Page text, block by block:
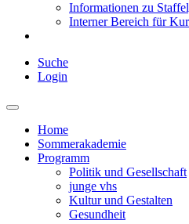
Informationen zu
Interner Bereich für
Suche
Login
Home
Sommerakademie
Programm
Politik und Gesellschaft
junge vhs
Kultur und Gestalten
Gesundheit